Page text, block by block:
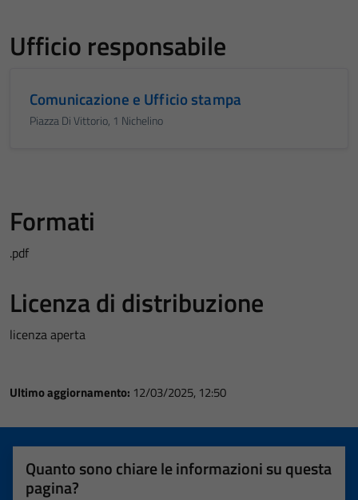
Ufficio responsabile
Comunicazione e Ufficio stampa
Piazza Di Vittorio, 1 Nichelino
Formati
.pdf
Licenza di distribuzione
licenza aperta
Ultimo aggiornamento: 12/03/2025, 12:50
Quanto sono chiare le informazioni su questa
pagina?